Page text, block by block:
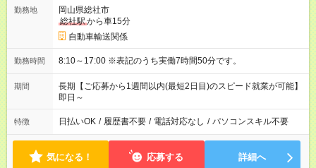
勤務地
岡山県総社市
総社駅から車15分
自動車輸送関係
勤務時間 8:10～17:00 ※表記のうち実働7時間50分です。
期間
長期【ご応募から1週間以内(最短2日目)のスピード就業が可能】
即日～
特徴 日払いOK / 履歴書不要 / 電話対応なし / パソコンスキル不要
気になる！ 応募する 詳細へ